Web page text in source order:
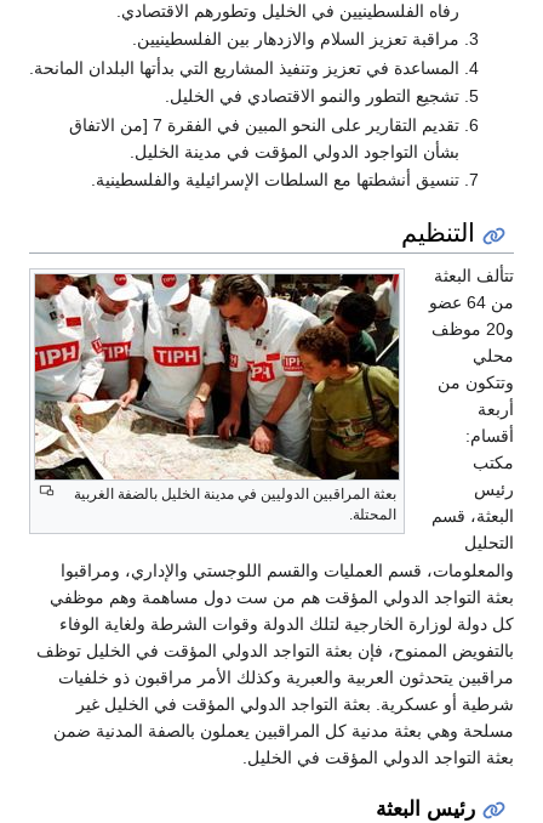
رفاه الفلسطينيين في الخليل وتطورهم الاقتصادي.
مراقبة تعزيز السلام والازدهار بين الفلسطينيين.
المساعدة في تعزيز وتنفيذ المشاريع التي بدأتها البلدان المانحة.
تشجيع التطور والنمو الاقتصادي في الخليل.
تقديم التقارير على النحو المبين في الفقرة 7 [من الاتفاق
بشأن التواجود الدولي المؤقت في مدينة الخليل.
تنسيق أنشطتها مع السلطات الإسرائيلية والفلسطينية.
التنظيم
بعثة المراقبين الدوليين في مدينة الخليل بالضفة الغربية
المحتلة.
تتألف البعثة
من 64 عضو
و20 موظف
محلي
وتتكون من
أربعة
أقسام:
مكتب
رئيس
البعثة، قسم
التحليل
والمعلومات، قسم العمليات والقسم اللوجستي والإداري، ومراقبوا
بعثة التواجد الدولي المؤقت هم من ست دول مساهمة وهم موظفي
كل دولة لوزارة الخارجية لتلك الدولة وقوات الشرطة ولغاية الوفاء
بالتفويض الممنوح، فإن بعثة التواجد الدولي المؤقت في الخليل توظف
مراقبين يتحدثون العربية والعبرية وكذلك الأمر مراقبون ذو خلفيات
شرطية أو عسكرية. بعثة التواجد الدولي المؤقت في الخليل غير
مسلحة وهي بعثة مدنية كل المراقبين يعملون بالصفة المدنية ضمن
بعثة التواجد الدولي المؤقت في الخليل.
رئيس البعثة